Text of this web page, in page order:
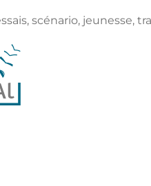
scénario, jeunesse,